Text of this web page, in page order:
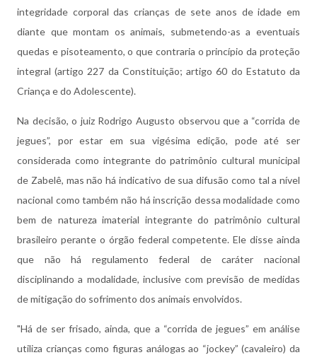
integridade corporal das crianças de sete anos de idade em
diante que montam os animais, submetendo-as a eventuais
quedas e pisoteamento, o que contraria o princípio da proteção
integral (artigo 227 da Constituição; artigo 60 do Estatuto da
Criança e do Adolescente).
Na decisão, o juiz Rodrigo Augusto observou que a “corrida de
jegues”, por estar em sua vigésima edição, pode até ser
considerada como integrante do patrimônio cultural municipal
de Zabelê, mas não há indicativo de sua difusão como tal a nível
nacional como também não há inscrição dessa modalidade como
bem de natureza imaterial integrante do patrimônio cultural
brasileiro perante o órgão federal competente. Ele disse ainda
que não há regulamento federal de caráter nacional
disciplinando a modalidade, inclusive com previsão de medidas
de mitigação do sofrimento dos animais envolvidos.
"Há de ser frisado, ainda, que a “corrida de jegues” em análise
utiliza crianças como figuras análogas ao “jockey” (cavaleiro) da